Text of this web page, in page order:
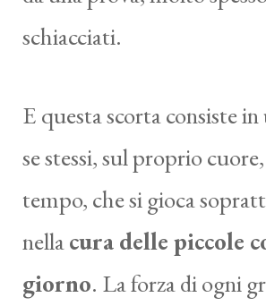
schiacciati.
E questa scorta consiste
se stessi, sul proprio
tempo, che si gioca
nellacura delle piccole
giorno. La forza di ogni